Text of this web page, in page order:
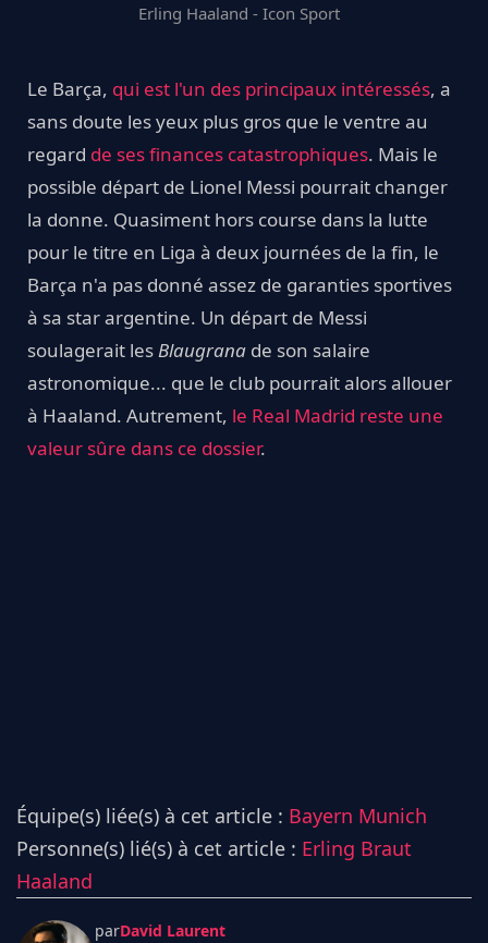
Erling Haaland - Icon Sport
Le Barça, qui est l'un des principaux intéressés, a
sans doute les yeux plus gros que le ventre au
regard de ses finances catastrophiques. Mais le
possible départ de Lionel Messi pourrait changer
la donne. Quasiment hors course dans la lutte
pour le titre en Liga à deux journées de la fin, le
Barça n'a pas donné assez de garanties sportives
à sa star argentine. Un départ de Messi
soulagerait lesBlaugrana de son salaire
astronomique... que le club pourrait alors allouer
à Haaland. Autrement, le Real Madrid reste une
valeur sûre dans ce dossier.
Équipe(s) liée(s) à cet article : Bayern Munich
Personne(s) lié(s) à cet article : Erling Braut
Haaland
parDavid Laurent